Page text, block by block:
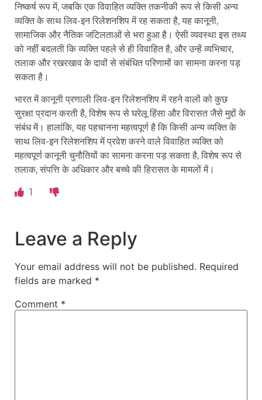
निष्कर्ष रूप में, जबकि एक विवाहित व्यक्ति तकनीकी रूप से किसी अन्य
व्यक्ति के साथ लिव-इन रिलेशनशिप में रह सकता है, यह कानूनी,
सामाजिक और नैतिक जटिलताओं से भरा हुआ है। ऐसी व्यवस्था इस तथ्य
को नहीं बदलती कि व्यक्ति पहले से ही विवाहित है, और उन्हें व्यभिचार,
तलाक और रखरखाव के दावों से संबंधित परिणामों का सामना करना पड़
सकता है।
भारत में कानूनी प्रणाली लिव-इन रिलेशनशिप में रहने वालों को कुछ
सुरक्षा प्रदान करती है, विशेष रूप से घरेलू हिंसा और विरासत जैसे मुद्दों के
संबंध में। हालांकि, यह पहचानना महत्वपूर्ण है कि किसी अन्य व्यक्ति के
साथ लिव-इन रिलेशनशिप में प्रवेश करने वाले विवाहित व्यक्ति को
महत्वपूर्ण कानूनी चुनौतियों का सामना करना पड़ सकता है, विशेष रूप से
तलाक, संपत्ति के अधिकार और बच्चे की हिरासत के मामलों में।
1
Leave a Reply
Your email address will not be published. Required
fields are marked *
Comment *